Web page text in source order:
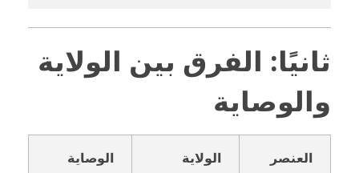
ثانيًا: الفرق بين الولاية
والوصاية
العنصر الولاية الوصاية